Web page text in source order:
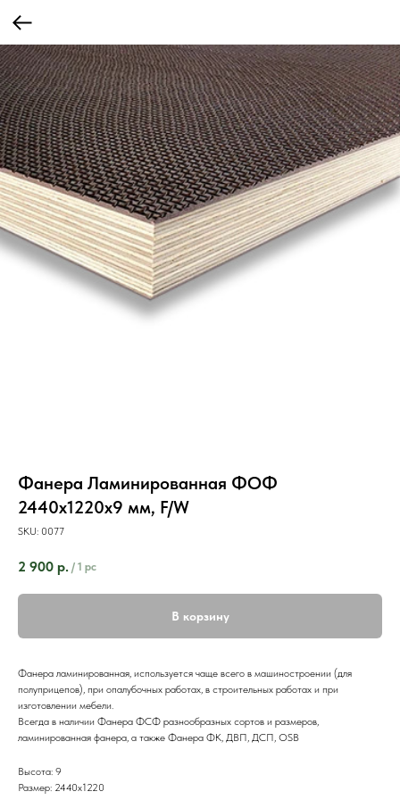
Фанера Ламинированная ФОФ
2440х1220х9 мм, F/W
SKU: 0077
2 900 р. / 1 pc
В корзину
Фанера ламинированная, используется чаще всего в машиностроении (для
полуприцепов), при опалубочных работах, в строительных работах и при
изготовлении мебели.
Всегда в наличии Фанера ФСФ разнообразных сортов и размеров,
ламинированная фанера, а также Фанера ФК, ДВП, ДСП, OSB
Высота: 9
Размер: 2440х1220